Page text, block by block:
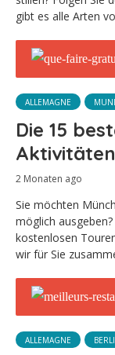
gibt es alle Arten
ALLEMAGNE
Die 15
2 Monaten ago
Sie möchten
möglich
kostenlosen
wir für Sie
ALLEMAGNE